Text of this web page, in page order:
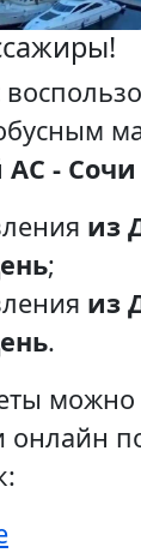
- Сочи
из
;
из
.
можно
онлайн